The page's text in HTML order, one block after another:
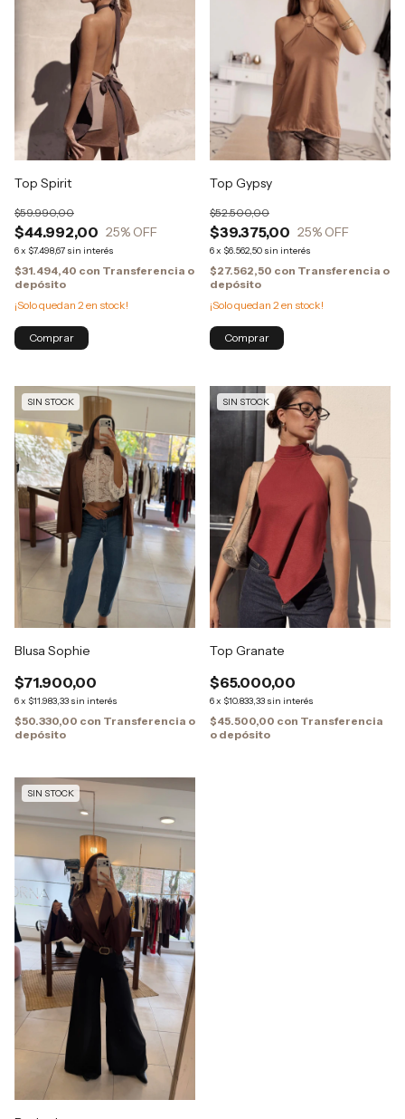
Top Spirit
$44.992,00
$59.990,00
25% OFF
6x $7.498,67 sin interés
$31.494,40 con Transferencia o
depósito
¡Solo quedan 2en stock!
Top Gypsy
$39.375,00
$52.500,00
25% OFF
6x $6.562,50 sin interés
$27.562,50 con Transferencia o
depósito
¡Solo quedan 2en stock!
SIN STOCK
Blusa Sophie
$71.900,00
6x $11.983,33 sin interés
$50.330,00 con Transferencia o
depósito
SIN STOCK
Top Granate
$65.000,00
6x $10.833,33 sin interés
$45.500,00 con Transferencia
o depósito
SIN STOCK